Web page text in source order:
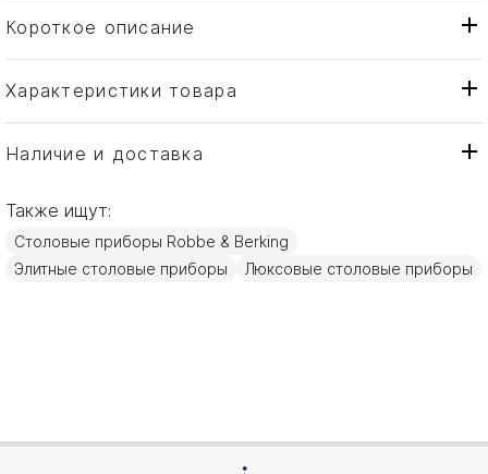
Короткое описание
Характеристики товара
Тип товара
Нож
Бренд
Страна производителя
Материал
Золото, Посеребрение
18,4см
Наличие и доставка
Также ищут:
Столовые приборы Robbe & Berking
Элитные столовые приборы
Люксовые столовые приборы